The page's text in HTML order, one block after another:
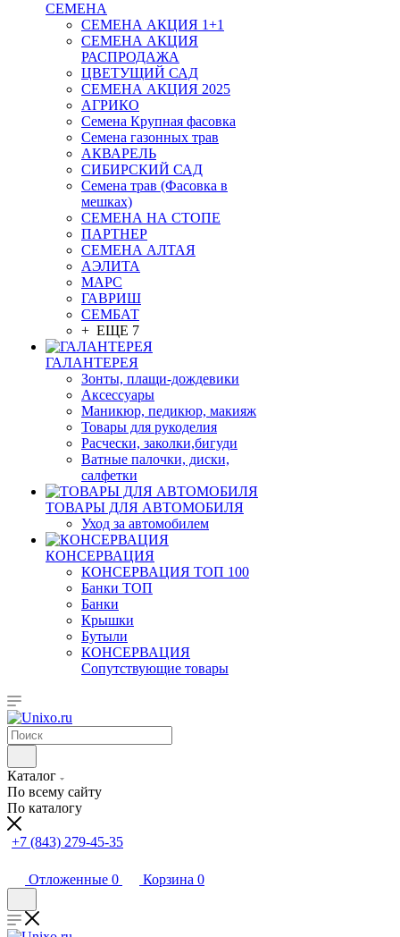
СЕМЕНА
СЕМЕНА АКЦИЯ 1+1
СЕМЕНА АКЦИЯ
РАСПРОДАЖА
ЦВЕТУЩИЙ САД
СЕМЕНА АКЦИЯ 2025
АГРИКО
Семена Крупная фасовка
Семена газонных трав
АКВАРЕЛЬ
СИБИРСКИЙ САД
Семена трав (Фасовка в
мешках)
СЕМЕНА НА СТОПЕ
ПАРТНЕР
СЕМЕНА АЛТАЯ
АЭЛИТА
МАРС
ГАВРИШ
СЕМБАТ
+ ЕЩЕ 7
ГАЛАНТЕРЕЯ
Зонты, плащи-дождевики
Аксессуары
Маникюр, педикюр, макияж
Товары для рукоделия
Расчески, заколки,бигуди
Ватные палочки, диски,
салфетки
ТОВАРЫ ДЛЯ АВТОМОБИЛЯ
Уход за автомобилем
КОНСЕРВАЦИЯ
КОНСЕРВАЦИЯ ТОП 100
Банки ТОП
Банки
Крышки
Бутыли
КОНСЕРВАЦИЯ
Сопутствующие товары
Каталог
По всему сайту
По каталогу
+7 (843) 279-45-35
Отложенные 0 Корзина 0